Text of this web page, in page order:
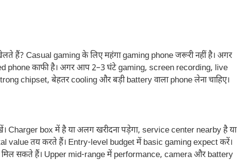
Casual gaming के लिए महंगा gaming phone जरूरी नहीं है। अगर
phone काफी है। अगर आप 2–3 घंटे gaming, screen recording, live
chipset, बेहतर cooling और बड़ी battery वाला phone लेना चाहिए।
Charger box में है या अलग खरीदना पड़ेगा, service center nearby है या
value तय करते हैं। Entry-level budget में basic gaming expect करें।
सकते हैं। Upper mid-range में performance, camera और battery